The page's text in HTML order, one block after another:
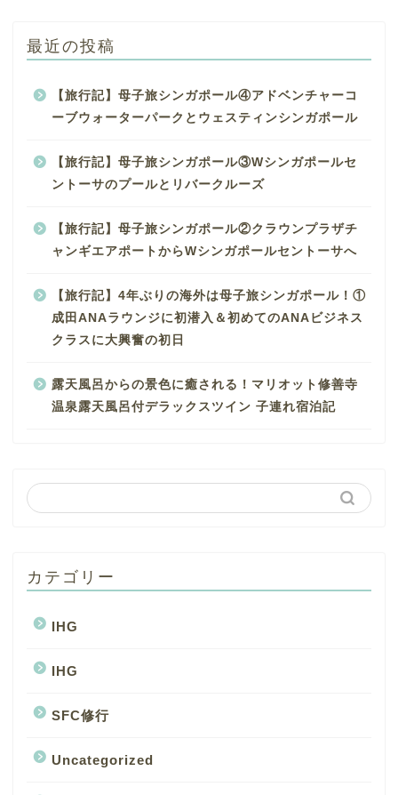
最近の投稿
【旅行記】母子旅シンガポール④アドベンチャーコ
ーブウォーターパークとウェスティンシンガポール
【旅行記】母子旅シンガポール③Wシンガポールセ
ントーサのプールとリバークルーズ
【旅行記】母子旅シンガポール②クラウンプラザチ
ャンギエアポートからWシンガポールセントーサへ
【旅行記】4年ぶりの海外は母子旅シンガポール！①
成田ANAラウンジに初潜入＆初めてのANAビジネス
クラスに大興奮の初日
露天風呂からの景色に癒される！マリオット修善寺
温泉露天風呂付デラックスツイン 子連れ宿泊記
カテゴリー
IHG
IHG
SFC修行
Uncategorized